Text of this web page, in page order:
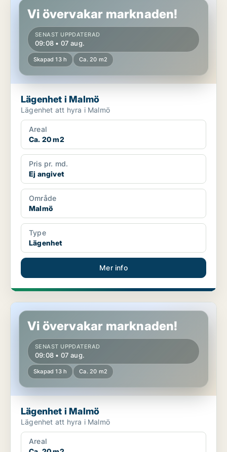
Vi övervakar marknaden!
SENAST UPPDATERAD
09:08 • 07 aug.
Skapad 13 h Ca. 20 m2
Lägenhet i Malmö
Lägenhet att hyra i Malmö
Areal
Ca. 20 m2
Pris pr. md.
Ej angivet
Område
Malmö
Type
Lägenhet
Mer info
Lägenhet i Malmö
Vi övervakar marknaden!
SENAST UPPDATERAD
09:08 • 07 aug.
Skapad 13 h Ca. 20 m2
Lägenhet i Malmö
Lägenhet att hyra i Malmö
Areal